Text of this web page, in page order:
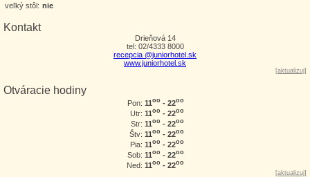
veľký stôl: nie
Kontakt
Drieňová 14
tel: 02/4333 8000
recepcia @juniorhotel.sk
www.juniorhotel.sk
[aktualizuj]
Otváracie hodiny
Pon: 11oo - 22oo
Utr: 11oo - 22oo
Str: 11oo - 22oo
Štv: 11oo - 22oo
Pia: 11oo - 22oo
Sob: 11oo - 22oo
Ned: 11oo - 22oo
[aktualizuj]